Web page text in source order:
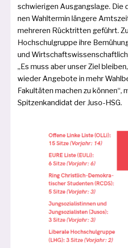
schwie­ri­gen Ausgangslage.
nen Wahltermin län­ge­re
meh­re­ren Rücktritten geführt.
Hochschulgruppe ihre
und
„Es muss aber unser Ziel
wie­der Angebote in mehr
Fakultäten machen zu kön­nen“,
Spitzen­kandidat der Juso-HSG.